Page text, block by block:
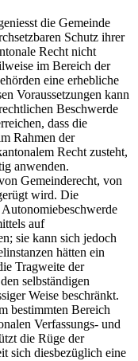
die Gemeinde
Schutz ihrer
Recht nicht
im Bereich der
eine erhebliche
Voraussetzungen kann
Beschwerde
dass die
Rahmen der
Recht zusteht,
anwenden.
Gemeinderecht, von
wird. Die
auf
sie kann sich jedoch
hätten ein
Tragweite der
selbständigen
Weise beschränkt.
bestimmten Bereich
Verfassungs- und
die Rüge der
sich diesbezüglich eine